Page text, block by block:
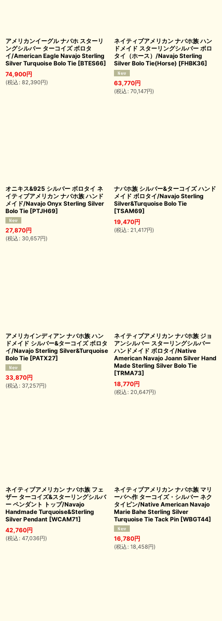
アメリカンイーグル ナバホ スターリ
ングシルバー ターコイズ ボロタ
イ/American Eagle Navajo Sterling
Silver Turquoise Bolo Tie [BTES66]
74,900円
(税込 : 82,390円)
ネイティブアメリカン ナバホ族 ハン
ドメイド スターリングシルバー ボロ
タイ（ホース）/Navajo Sterling
Silver Bolo Tie(Horse) [FHBK36]
63,770円
(税込 : 70,147円)
オニキス&925 シルバー ボロタイ ネ
イティブアメリカン ナバホ族 ハンド
メイド/Navajo Onyx Sterling Silver
Bolo Tie [PTJH69]
27,870円
(税込 : 30,657円)
ナバホ族 シルバー&ターコイズ ハンド
メイド ボロタイ/Navajo Sterling
Silver&Turquoise Bolo Tie
[TSAM69]
19,470円
(税込 : 21,417円)
アメリカインディアン ナバホ族 ハン
ドメイド シルバー&ターコイズ ボロタ
イ/Navajo Sterling Silver&Turquoise
Bolo Tie [PATX27]
33,870円
(税込 : 37,257円)
ネイティブアメリカン ナバホ族 ジョ
アンシルバー スターリングシルバー
ハンドメイド ボロタイ/Native
American Navajo Joann Silver Hand
Made Sterling Silver Bolo Tie
[TRMA73]
18,770円
(税込 : 20,647円)
ネイティブアメリカン ナバホ族 フェ
ザー ターコイズ&スターリングシルバ
ー ペンダント トップ/Navajo
Handmade Turquoise&Sterling
Silver Pendant [WCAM71]
42,760円
(税込 : 47,036円)
ネイティブアメリカン ナバホ族 マリ
ーバヘ作 ターコイズ・シルバー ネク
タイピン/Native American Navajo
Marie Bahe Sterling Silver
Turquoise Tie Tack Pin [WBGT44]
16,780円
(税込 : 18,458円)